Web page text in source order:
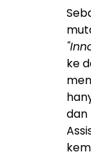
ke
dan